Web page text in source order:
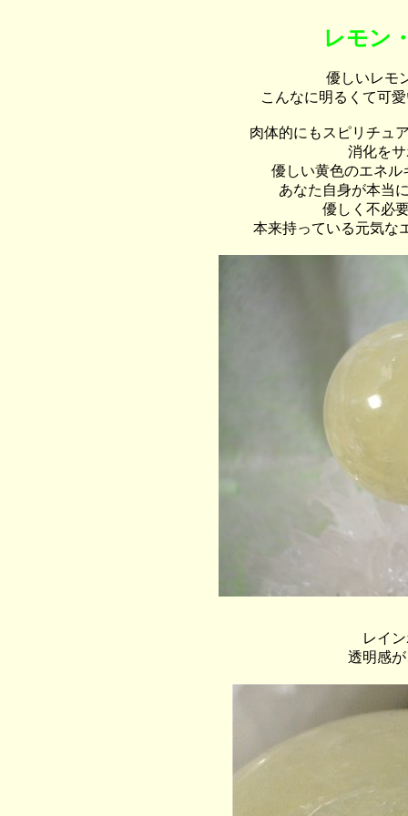
レモン
優しいレモ
こんなに明るくて可
肉体的にもスピリチュ
消化を
優しい黄色のエネル
あなた自身が本当
優しく不必
本来持っている元気な
レイ
透明感